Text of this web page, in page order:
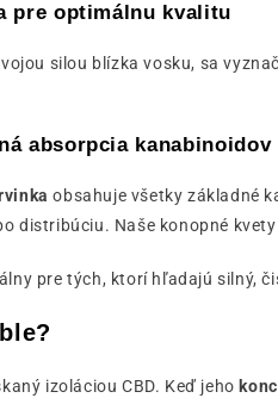
pre optimálnu kvalitu
silou blízka vosku, sa
absorpcia kanabinoidov
obsahuje všetky základné
distribúciu. Naše konopné
pre tých, ktorí hľadajú silný,
izoláciou CBD. Keď jeho